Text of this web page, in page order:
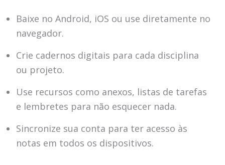
Baixe no Android, iOS ou use diretamente no
navegador.
Crie cadernos digitais para cada disciplina
ou projeto.
Use recursos como anexos, listas de tarefas
e lembretes para não esquecer nada.
Sincronize sua conta para ter acesso às
notas em todos os dispositivos.